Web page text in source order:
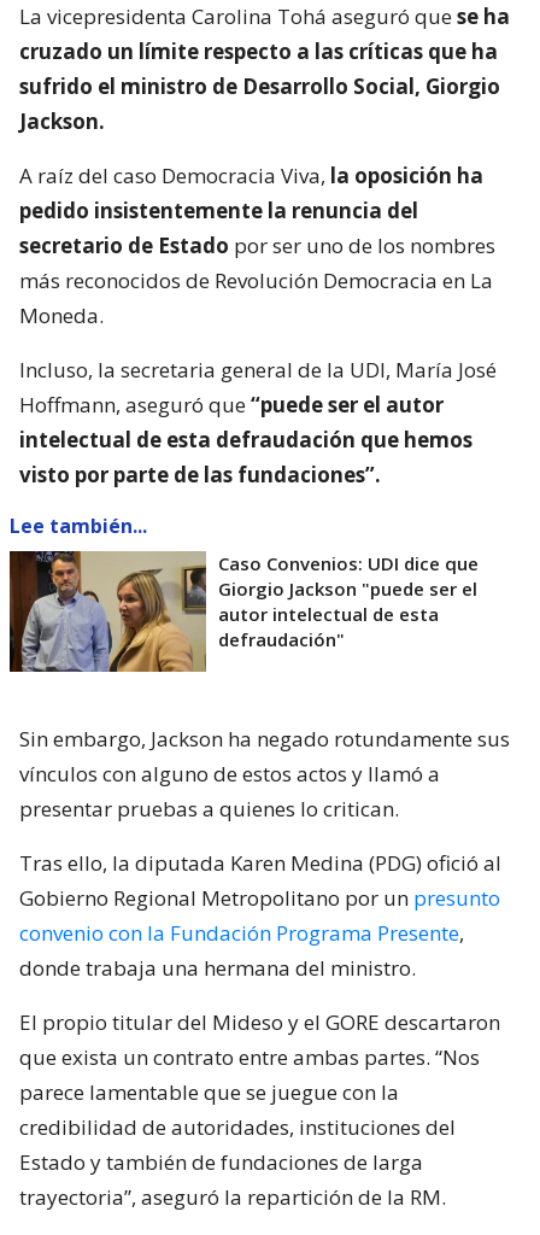
La vicepresidenta Carolina Tohá aseguró quese ha
cruzado un límite respecto a las críticas que ha
sufrido el ministro de Desarrollo Social, Giorgio
Jackson.
A raíz del caso Democracia Viva, la oposición ha
pedido insistentemente la renuncia del
secretario de Estado por ser uno de los nombres
más reconocidos de Revolución Democracia en La
Moneda.
Incluso, la secretaria general de la UDI, María José
Hoffmann, aseguró que“puede ser el autor
intelectual de esta defraudación que hemos
visto por parte de las fundaciones”.
Lee también...
Caso Convenios: UDI dice que
Giorgio Jackson "puede ser el
autor intelectual de esta
defraudación"
Sin embargo, Jackson ha negado rotundamente sus
vínculos con alguno de estos actos y llamó a
presentar pruebas a quienes lo critican.
Tras ello, la diputada Karen Medina (PDG) ofició al
Gobierno Regional Metropolitano por un presunto
convenio con la Fundación Programa Presente,
donde trabaja una hermana del ministro.
El propio titular del Mideso y el GORE descartaron
que exista un contrato entre ambas partes. “Nos
parece lamentable que se juegue con la
credibilidad de autoridades, instituciones del
Estado y también de fundaciones de larga
trayectoria”, aseguró la repartición de la RM.